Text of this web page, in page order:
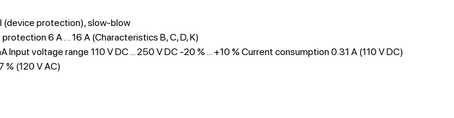
(device protection), slow-blow
6 A … 16 A (Characteristics B, C, D, K)
Input voltage range 110 V DC ... 250 V DC -20 % ... +10 % Current consumption 0.31 A (110 V DC)
% (120 V AC)